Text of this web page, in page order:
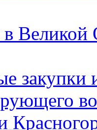
Великой
закупки